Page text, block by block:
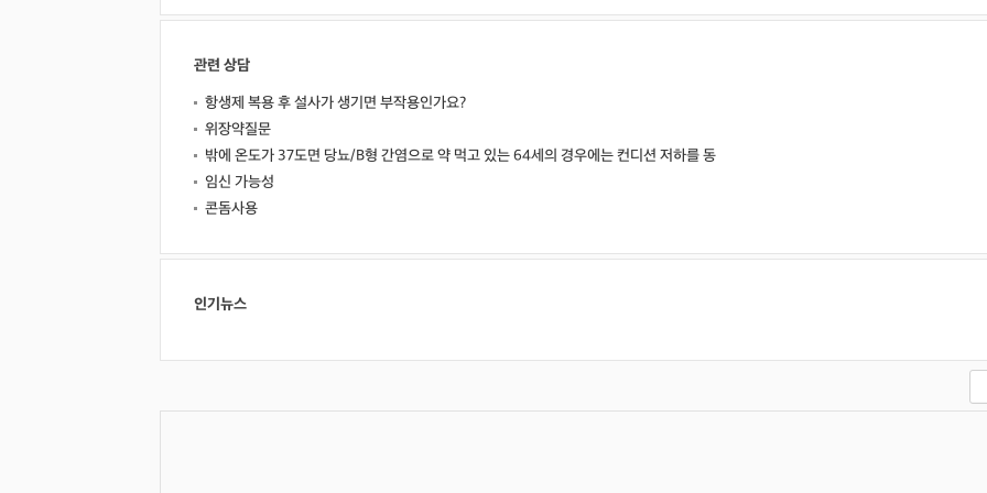
관련 상담
항생제 복용 후 설사가 생기면 부작용인가요?
위장약질문
밖에 온도가 37도면 당뇨/B형 간염으로 약 먹고 있는 64세의 경우에는 컨디션 저하를 동
임신 가능성
콘돔사용
인기뉴스